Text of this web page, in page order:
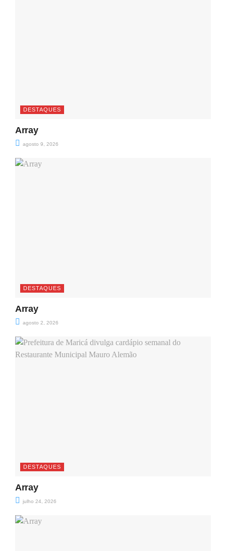
DESTAQUES
Array
agosto 9, 2026
DESTAQUES
Array
agosto 2, 2026
DESTAQUES
Array
julho 24, 2026